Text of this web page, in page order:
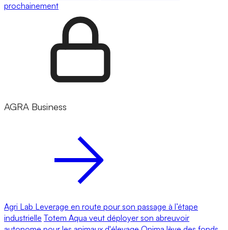
prochainement
AGRA Business
Agri Lab Leverage en route pour son passage à l’étape
industrielle Totem Aqua veut déployer son abreuvoir